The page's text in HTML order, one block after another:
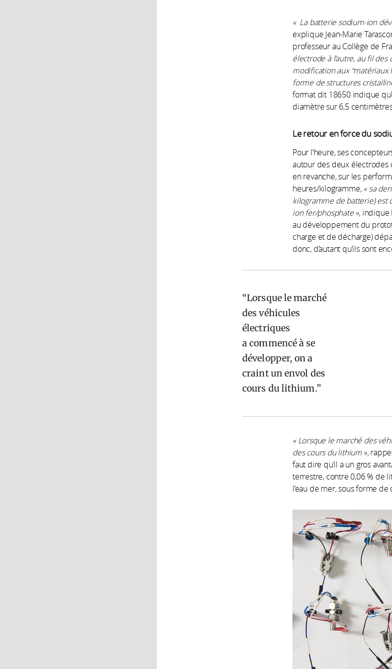
« La batterie sodium-ion
explique Jean-Marie
professeur au Collège de
électrode à l’autre, au fil
modification aux “matériaux
forme de structures
format dit 18650 indique
diamètre sur 6,5
Le retour en force du
Pour l’heure, ses
autour des deux électrodes
en revanche, sur les
heures/kilogramme, « sa
kilogramme de batterie) est
ion fer/phosphate », indique
au développement du
charge et de décharge)
donc, d’autant qu’ils sont
Lorsque le marché
des véhicules
électriques
a commencé à se
développer, on a
craint un envol des
cours du lithium.
« Lorsque le marché des
des cours du lithium »,
faut dire qu’il a un gros
terrestre, contre 0,06 % de
l’eau de mer, sous forme